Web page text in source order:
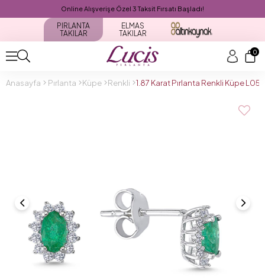
Online Alışverişe Özel 3 Taksit Fırsatı Başladı!
PIRLANTA
TAKILAR
ELMAS
TAKILAR
0
Anasayfa Pırlanta Küpe Renkli 1.87 Karat Pırlanta Renkli Küpe